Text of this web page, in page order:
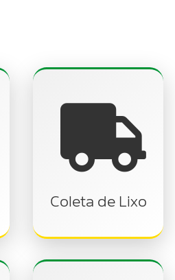
Coleta de Lixo